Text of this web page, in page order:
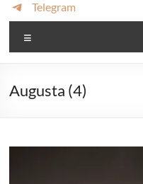
Telegram
Augusta (4)